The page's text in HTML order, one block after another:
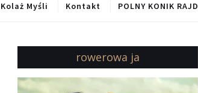
Kolaż Myśli Kontakt POLNY KONIK RAJD
rowerowa ja